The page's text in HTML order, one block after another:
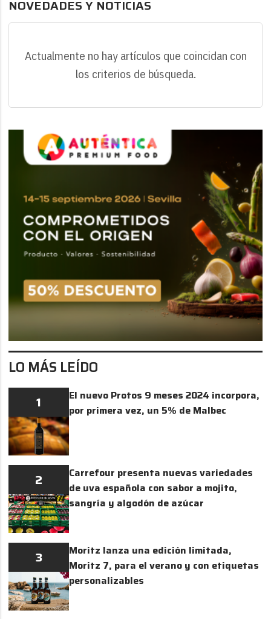
NOVEDADES Y NOTICIAS
Actualmente no hay artículos que coincidan con
los criterios de búsqueda.
LO MÁS LEÍDO
1
El nuevo Protos 9 meses 2024 incorpora,
por primera vez, un 5% de Malbec
2
Carrefour presenta nuevas variedades
de uva española con sabor a mojito,
sangría y algodón de azúcar
3
Moritz lanza una edición limitada,
Moritz 7, para el verano y con etiquetas
personalizables